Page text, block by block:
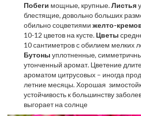
Побеги мощные, крупные.Листья
блестящие, довольно больших
обильно соцветиямижелто-
10-12 цветов на кусте. Цветы
10 сантиметров с обилием мелких
Бутоны уплотненные,
утонченный аромат. Цветение
ароматом цитрусовых – иногда
летние месяцы. Хорошая
устойчивость к большинству
выгорает на солнце